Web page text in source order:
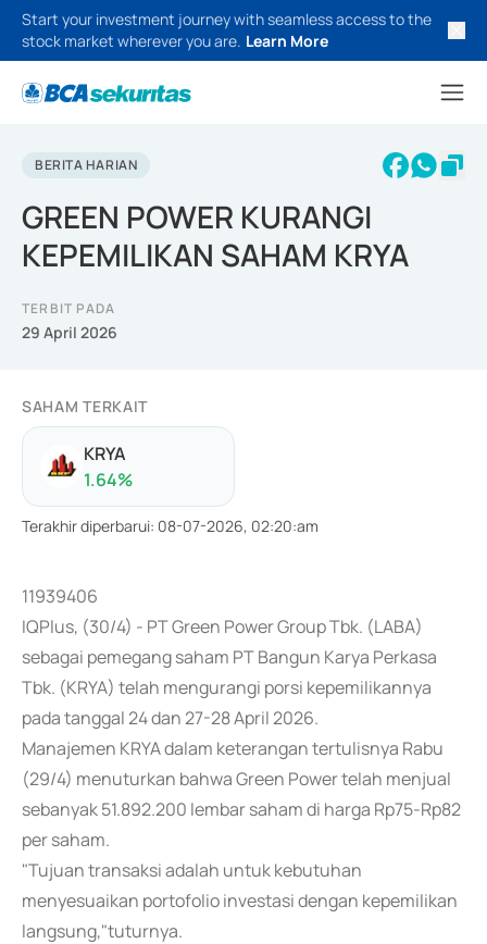
Start your investment journey with seamless access to the
stock market wherever you are. Learn More
BERITA HARIAN
GREEN POWER KURANGI
KEPEMILIKAN SAHAM KRYA
TERBIT PADA
29 April 2026
SAHAM TERKAIT
KRYA
1.64%
Terakhir diperbarui: 08-07-2026, 02:20:am
11939406
IQPlus, (30/4) - PT Green Power Group Tbk. (LABA)
sebagai pemegang saham PT Bangun Karya Perkasa
Tbk. (KRYA) telah mengurangi porsi kepemilikannya
pada tanggal 24 dan 27-28 April 2026.
Manajemen KRYA dalam keterangan tertulisnya Rabu
(29/4) menuturkan bahwa Green Power telah menjual
sebanyak 51.892.200 lembar saham di harga Rp75-Rp82
per saham.
"Tujuan transaksi adalah untuk kebutuhan
menyesuaikan portofolio investasi dengan kepemilikan
langsung,"tuturnya.